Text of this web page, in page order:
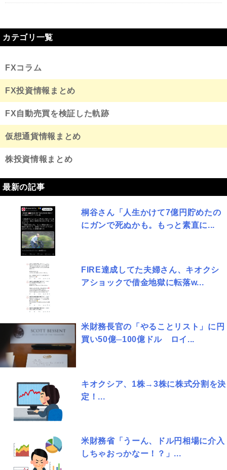
カテゴリ一覧
FXコラム
FX投資情報まとめ
FX自動売買を検証した軌跡
仮想通貨情報まとめ
株投資情報まとめ
最新の記事
桐谷さん「人生かけて7億円貯めたの
にガンで死ぬかも。もっと素直に...
FIRE達成してた夫婦さん、キオクシ
アショックで借金地獄に転落w...
米財務長官の「やることリスト」に円
買い50億─100億ドル ロイ...
キオクシア、1株→3株に株式分割を決
定！...
米財務省「うーん、ドル円相場に介入
しちゃおっかなー！？」...